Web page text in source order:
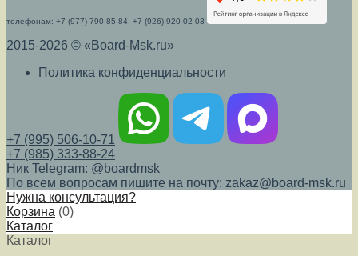
телефонам: +7 (977) 790 85-84, +7 (926) 920 02-03
2015-2026 © «Board-Msk.ru»
Политика конфиденциальности
+7 (995) 506-10-71
+7 (985) 333-88-24
Ник Telegram: @boardmsk
По всем вопросам пишите на почту: zakaz@board-msk.ru
Нужна консультация?
Корзина (0)
Каталог
Каталог